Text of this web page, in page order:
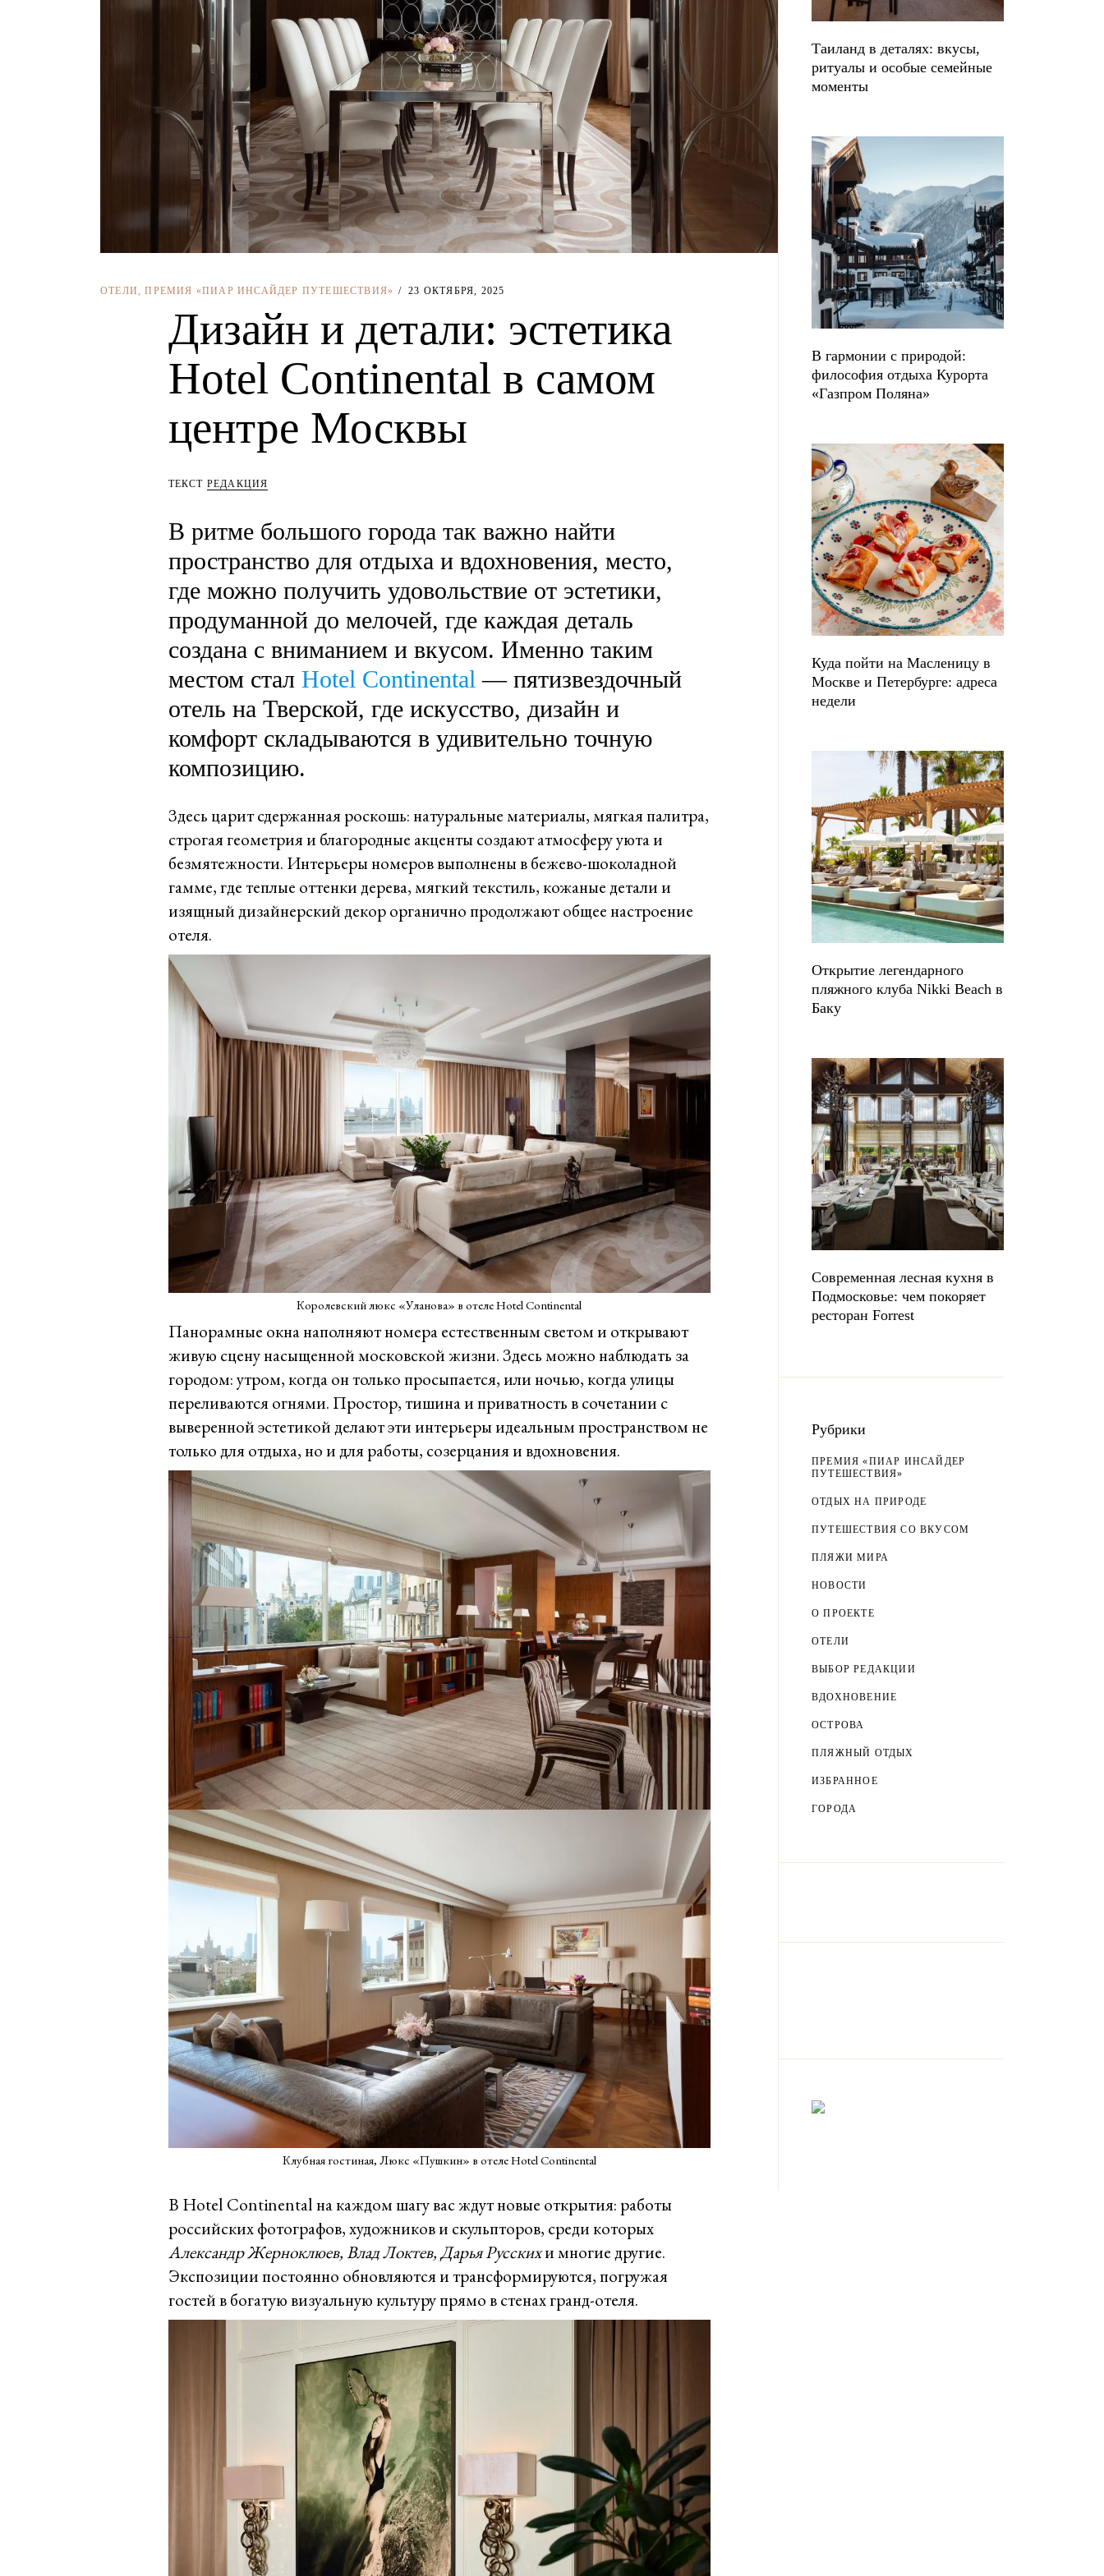
ОТЕЛИ ,ПРЕМИЯ «ПИАР ИНСАЙДЕР ПУТЕШЕСТВИЯ» 23 ОКТЯБРЯ, 2025
Дизайн и детали: эстетика
Hotel Continental в самом
центре Москвы
ТЕКСТ РЕДАКЦИЯ
В ритме большого города так важно найти
пространство для отдыха и вдохновения, место,
где можно получить удовольствие от эстетики,
продуманной до мелочей, где каждая деталь
создана с вниманием и вкусом. Именно таким
местом стал Hotel Continental — пятизвездочный
отель на Тверской, где искусство, дизайн и
комфорт складываются в удивительно точную
композицию.
Здесь царит сдержанная роскошь: натуральные материалы, мягкая палитра,
строгая геометрия и благородные акценты создают атмосферу уюта и
безмятежности. Интерьеры номеров выполнены в бежево-шоколадной
гамме, где теплые оттенки дерева, мягкий текстиль, кожаные детали и
изящный дизайнерский декор органично продолжают общее настроение
отеля.
Королевский люкс «Уланова» в отеле Hotel Continental
Панорамные окна наполняют номера естественным светом и открывают
живую сцену насыщенной московской жизни. Здесь можно наблюдать за
городом: утром, когда он только просыпается, или ночью, когда улицы
переливаются огнями. Простор, тишина и приватность в сочетании с
выверенной эстетикой делают эти интерьеры идеальным пространством не
только для отдыха, но и для работы, созерцания и вдохновения.
Клубная гостиная, Люкс «Пушкин» в отеле Hotel Continental
В Hotel Continental на каждом шагу вас ждут новые открытия: работы
российских фотографов, художников и скульпторов, среди которых
Александр Жерноклюев, Влад Локтев, Дарья Русскихи многие другие.
Экспозиции постоянно обновляются и трансформируются, погружая
гостей в богатую визуальную культуру прямо в стенах гранд-отеля.
Таиланд в деталях: вкусы,
ритуалы и особые семейные
моменты
В гармонии с природой:
философия отдыха Курорта
«Газпром Поляна»
Куда пойти на Масленицу в
Москве и Петербурге: адреса
недели
Открытие легендарного
пляжного клуба Nikki Beach в
Баку
Современная лесная кухня в
Подмосковье: чем покоряет
ресторан Forrest
Рубрики
ПРЕМИЯ «ПИАР ИНСАЙДЕР
ПУТЕШЕСТВИЯ»
ОТДЫХ НА ПРИРОДЕ
ПУТЕШЕСТВИЯ СО ВКУСОМ
ПЛЯЖИ МИРА
НОВОСТИ
О ПРОЕКТЕ
ОТЕЛИ
ВЫБОР РЕДАКЦИИ
ВДОХНОВЕНИЕ
ОСТРОВА
ПЛЯЖНЫЙ ОТДЫХ
ИЗБРАННОЕ
ГОРОДА